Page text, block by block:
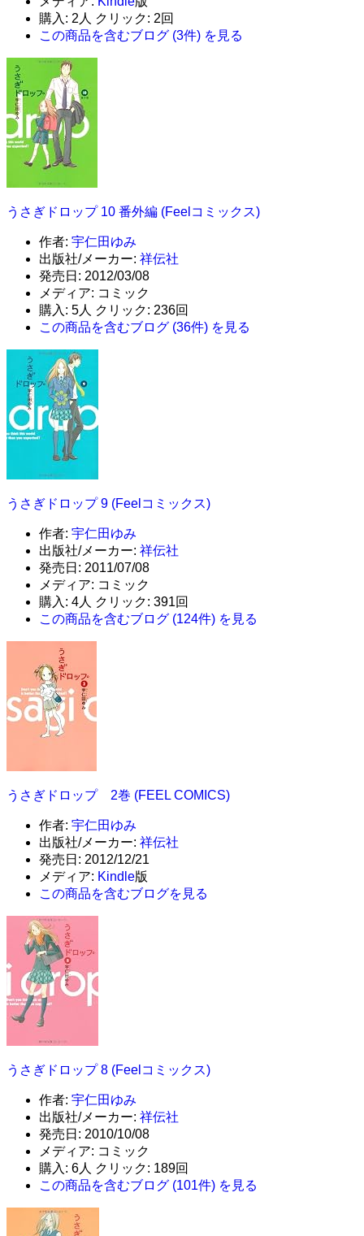
購入 : 2人 クリック: 2回
この商品を含むブログ (3件) を見る
うさぎドロップ 10 番外編 (Feelコミックス)
作者: 宇仁田ゆみ
出版社/メーカー: 祥伝社
発売日: 2012/03/08
メディア: コミック
購入 : 5人 クリック: 236回
この商品を含むブログ (36件) を見る
うさぎドロップ 9 (Feelコミックス)
作者: 宇仁田ゆみ
出版社/メーカー: 祥伝社
発売日: 2011/07/08
メディア: コミック
購入 : 4人 クリック: 391回
この商品を含むブログ (124件) を見る
うさぎドロップ 2巻 (FEEL COMICS)
作者: 宇仁田ゆみ
出版社/メーカー: 祥伝社
発売日: 2012/12/21
メディア: Kindle版
この商品を含むブログを見る
うさぎドロップ 8 (Feelコミックス)
作者: 宇仁田ゆみ
出版社/メーカー: 祥伝社
発売日: 2010/10/08
メディア: コミック
購入 : 6人 クリック: 189回
この商品を含むブログ (101件) を見る